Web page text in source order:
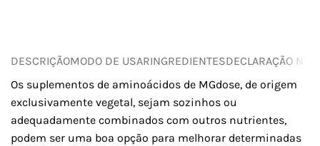
DESCRIÇÃOMODO DE USARINGREDIENTESDECLARAÇÃO
Os suplementos de aminoácidos de MGdose, de origem
exclusivamente vegetal, sejam sozinhos ou
adequadamente combinados com outros nutrientes,
podem ser uma boa opção para melhorar determinadas